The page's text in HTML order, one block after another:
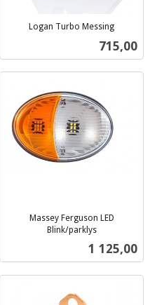
Logan Turbo Messing
Pris
715,00
Massey Ferguson LED
Blink/parklys
Pris
1 125,00